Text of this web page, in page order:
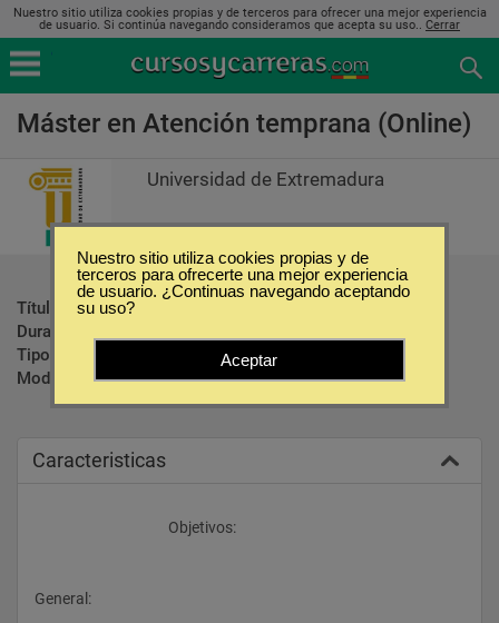
Nuestro sitio utiliza cookies propias y de terceros para ofrecer una mejor experiencia
de usuario. Si continúa navegando consideramos que acepta su uso.. Cerrar
Máster en Atención temprana (Online)
Universidad de Extremadura
Título ofrecido:
Duración:
Tipo:
Modalidad:
Online
Caracteristicas
					Objetivos:
General:
Nuestro sitio utiliza cookies propias y de
terceros para ofrecerte una mejor experiencia
de usuario. ¿Continuas navegando aceptando
su uso?
Aceptar